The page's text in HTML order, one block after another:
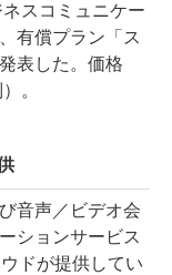
スコミュニケー
有償プラン「ス
表した。価格
。
音声／ビデオ会
ションサービス
ドが提供してい